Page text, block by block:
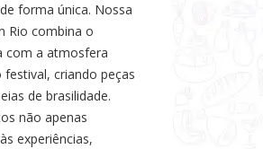
forma única. Nossa
Rio combina o
com a atmosfera
criando peças
de brasilidade.
não apenas
experiências,